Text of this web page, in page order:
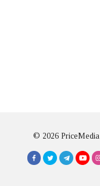
© 2026 PriceMedia